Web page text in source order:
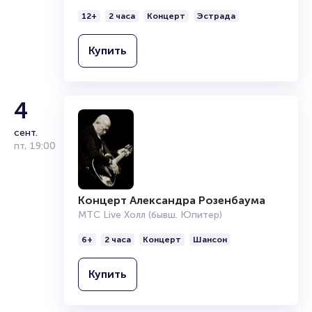
12+ 2 часа Концерт Эстрада
Купить
4
сент.
пт, 19:00
Концерт Александра Розенбаума
МТС Live Холл (бывш. Юпитер)
6+ 2 часа Концерт Шансон
Купить